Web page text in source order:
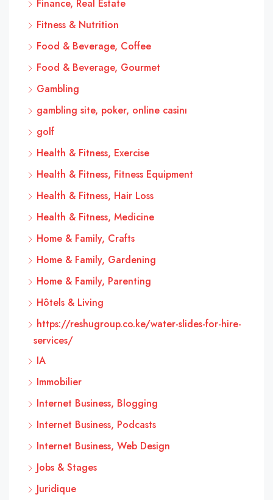
Finance, Real Estate
Fitness & Nutrition
Food & Beverage, Coffee
Food & Beverage, Gourmet
Gambling
gambling site, poker, online casinı
golf
Health & Fitness, Exercise
Health & Fitness, Fitness Equipment
Health & Fitness, Hair Loss
Health & Fitness, Medicine
Home & Family, Crafts
Home & Family, Gardening
Home & Family, Parenting
Hôtels & Living
https://reshugroup.co.ke/water-slides-for-hire-
services/
IA
Immobilier
Internet Business, Blogging
Internet Business, Podcasts
Internet Business, Web Design
Jobs & Stages
Juridique